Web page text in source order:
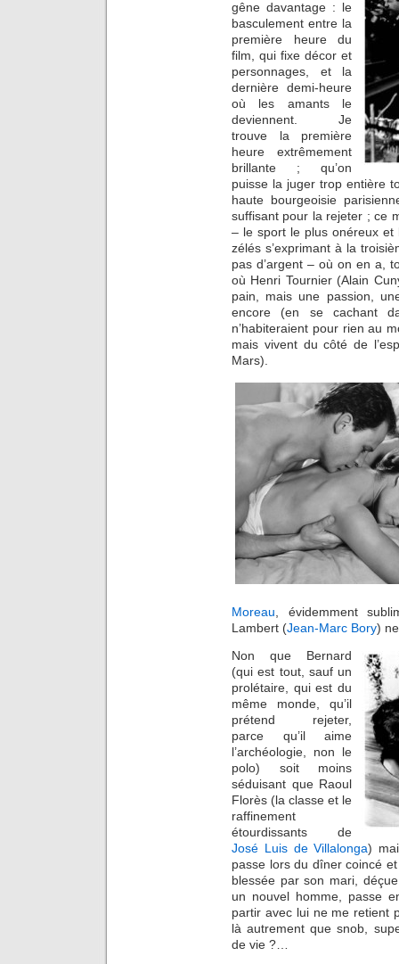
gêne davantage : le
basculement entre la
première heure du
film, qui fixe décor et
personnages, et la
dernière demi-heure
où les amants le
deviennent. Je
trouve la première
heure extrêmement
brillante ; qu’on
puisse la juger trop entière
haute bourgeoisie
suffisant pour la rejeter ; ce
– le sport le plus onéreux et
zélés s’exprimant à la
pas d’argent – où on en a,
où Henri Tournier (Alain
pain, mais une passion,
encore (en se cachant
n’habiteraient pour rien au
mais vivent du côté de
Mars).
Moreau, évidemment
Lambert (Jean-Marc Bory)
Non que Bernard
(qui est tout, sauf un
prolétaire, qui est du
même monde, qu’il
prétend rejeter,
parce qu’il aime
l’archéologie, non le
polo) soit moins
séduisant que Raoul
Florès (la classe et le
raffinement
étourdissants de
José Luis de Villalonga)
passe lors du dîner coincé
blessée par son mari,
un nouvel homme, passe
partir avec lui ne me retient
là autrement que snob,
de vie ?…